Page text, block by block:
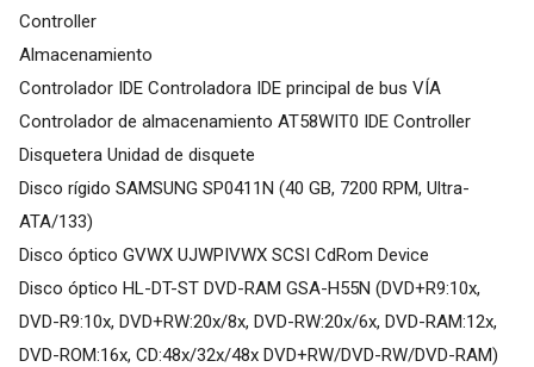
Controller
Almacenamiento
Controlador IDE Controladora IDE principal de bus VÍA
Controlador de almacenamiento AT58WIT0 IDE Controller
Disquetera Unidad de disquete
Disco rígido SAMSUNG SP0411N (40 GB, 7200 RPM, Ultra-
ATA/133)
Disco óptico GVWX UJWPIVWX SCSI CdRom Device
Disco óptico HL-DT-ST DVD-RAM GSA-H55N (DVD+R9:10x,
DVD-R9:10x, DVD+RW:20x/8x, DVD-RW:20x/6x, DVD-RAM:12x,
DVD-ROM:16x, CD:48x/32x/48x DVD+RW/DVD-RW/DVD-RAM)